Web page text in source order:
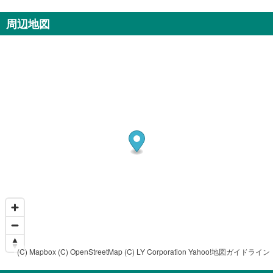
周辺地図
(C) Mapbox (C) OpenStreetMap (C) LY Corporation Yahoo!地図ガイドライン